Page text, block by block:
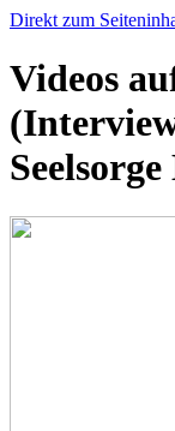
Direkt zum
Videos